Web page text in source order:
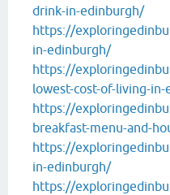
drink-in-edinburgh/
https://
in-edinburgh/
https://
lowest-cost-of-living-
https://
breakfast-menu-and-
https://
in-edinburgh/
https://